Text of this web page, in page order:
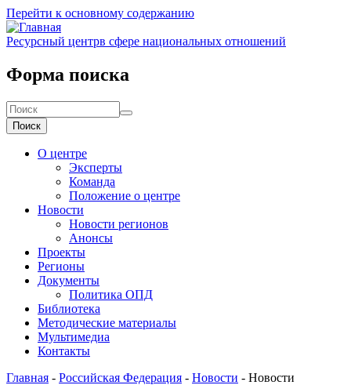
Перейти к основному содержанию
Ресурсный центрв сфере национальных отношений
Форма поиска
Поиск
О центре
Эксперты
Команда
Положение о центре
Новости
Новости регионов
Анонсы
Проекты
Регионы
Документы
Политика ОПД
Библиотека
Методические материалы
Мультимедиа
Контакты
Главная - Российская Федерация - Новости - Новости